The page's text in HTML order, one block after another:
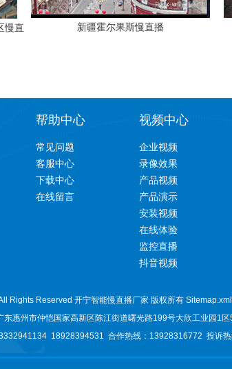
慢直
新疆霍尔果斯慢直播
帮助中心
常见问题
客服中心
下载中心
在线留言
视频中心
企业视频
录像效果
产品视频
产品演示
安装视频
在线体验
监控直播
抖音视频
Rights Reserved 开宁智能慢直播厂家 版权所有 Sitemap.xml
东惠州市仲恺国家高新区陈江街道曙光路199号大欣工业园1
18928394531 合作热线：13928316772 投诉